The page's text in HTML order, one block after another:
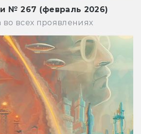
№ 267 (февраль 2026)
во всех проявлениях